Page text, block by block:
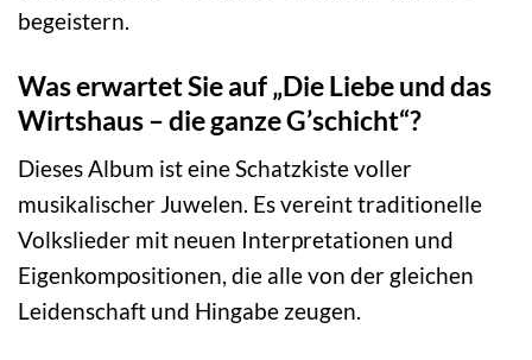
begeistern.
Was erwartet Sie auf „Die Liebe und das
Wirtshaus – die ganze G’schicht“?
Dieses Album ist eine Schatzkiste voller
musikalischer Juwelen. Es vereint traditionelle
Volkslieder mit neuen Interpretationen und
Eigenkompositionen, die alle von der gleichen
Leidenschaft und Hingabe zeugen.